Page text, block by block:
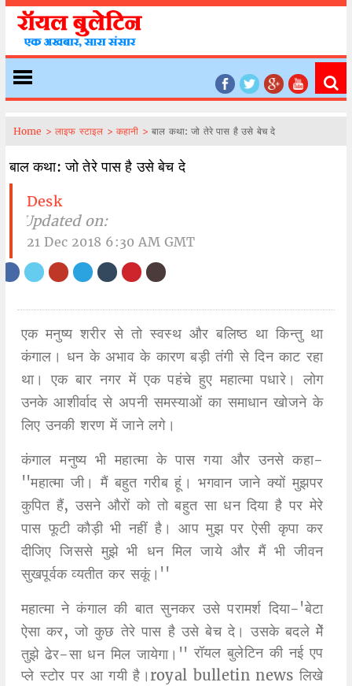
Home > लाइफ स्टाइल > कहानी >बाल कथा: जो तेरे पास है उसे बेच दे
बाल कथा: जो तेरे पास है उसे बेच दे
Desk
| Updated on:
21 Dec 2018 6:30 AM GMT
एक मनुष्य शरीर से तो स्वस्थ और बलिष्ठ था किन्तु था
कंगाल। धन के अभाव के कारण बड़ी तंगी से दिन काट रहा
था। एक बार नगर में एक पहंचे हुए महात्मा पधारे। लोग
उनके आशीर्वाद से अपनी समस्याओं का समाधान खोजने के
लिए उनकी शरण में जाने लगे।
कंगाल मनुष्य भी महात्मा के पास गया और उनसे कहा-
''महात्मा जी। मैं बहुत गरीब हूं। भगवान जाने क्यों मुझपर
कुपित हैं, उसने औरों को तो बहुत सा धन दिया है पर मेरे
पास फूटी कौड़ी भी नहीं है। आप मुझ पर ऐसी कृपा कर
दीजिए जिससे मुझे भी धन मिल जाये और मैं भी जीवन
सुखपूर्वक व्यतीत कर सकूं।''
महात्मा ने कंगाल की बात सुनकर उसे परामर्श दिया-'बेटा
ऐसा कर, जो कुछ तेरे पास है उसे बेच दे। उसके बदले मेें
तुझे ढेर-सा धन मिल जायेगा।''रॉयल बुलेटिन की नई एप
प्ले स्टोर पर आ गयी है।royal bulletin news लिखे